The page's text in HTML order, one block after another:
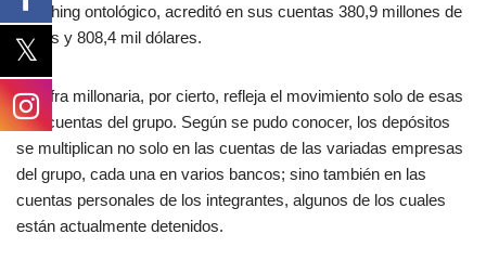
coaching ontológico, acreditó en sus cuentas 380,9 millones de
pesos y 808,4 mil dólares.
La cifra millonaria, por cierto, refleja el movimiento solo de esas
dos cuentas del grupo. Según se pudo conocer, los depósitos
se multiplican no solo en las cuentas de las variadas empresas
del grupo, cada una en varios bancos; sino también en las
cuentas personales de los integrantes, algunos de los cuales
están actualmente detenidos.